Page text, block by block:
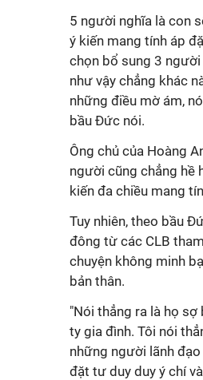
5 người nghĩa là con
ý kiến mang tính áp
chọn bổ sung 3
như vậy chẳng khác
những điều mờ ám,
bầu Đức nói.
Ông chủ của Hoàng
người cũng chẳng hề
kiến đa chiều mang
Tuy nhiên, theo bầu
đông từ các CLB
chuyện không minh
bản thân.
"Nói thẳng ra là họ
ty gia đình. Tôi nói
những người lãnh
đặt tư duy duy ý chí